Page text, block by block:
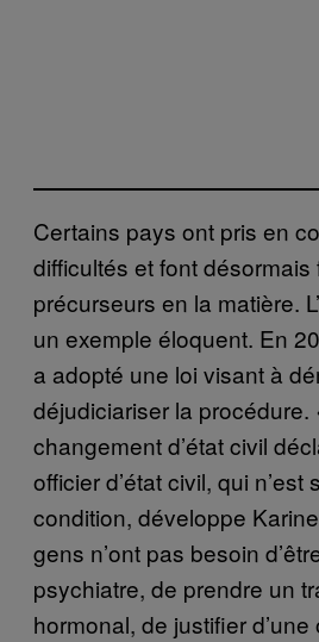
Certains pays ont pris en
difficultés et font désormais
précurseurs en la matière.
un exemple éloquent. En
a adopté une loi visant à
déjudiciariser la procédure.
changement d’état civil
officier d’état civil, qui
condition, développe
gens n’ont pas besoin
psychiatre, de prendre un
hormonal, de justifier